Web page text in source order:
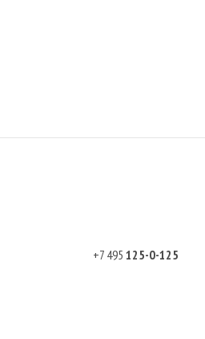
+7 495 125-0-125